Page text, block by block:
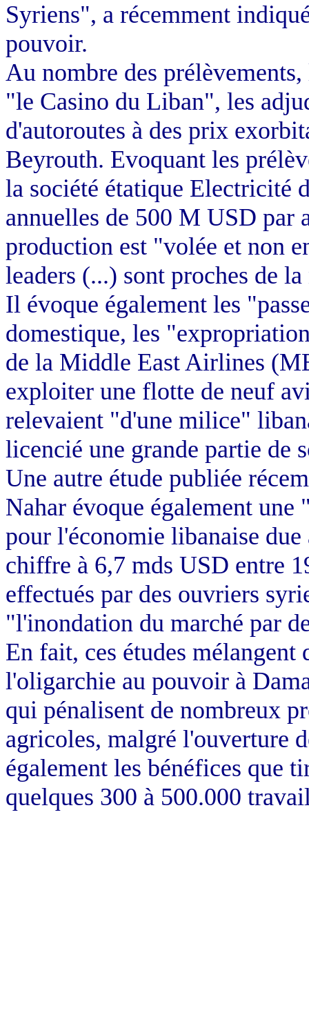
Syriens", a récemment
pouvoir.
Au nombre des
"le Casino du Liban", les
d'autoroutes à des prix
Beyrouth. Evoquant les
la société étatique Electricité
annuelles de 500 M USD par
production est "volée et non
leaders (...) sont proches de
Il évoque également les
domestique, les
de la Middle East Airlines
exploiter une flotte de neuf
relevaient "d'une milice"
licencié une grande partie de
Une autre étude publiée
Nahar évoque également une
pour l'économie libanaise
chiffre à 6,7 mds USD entre
effectués par des ouvriers
"l'inondation du marché par
En fait, ces études mélangent
l'oligarchie au pouvoir à
qui pénalisent de nombreux
agricoles, malgré l'ouverture
également les bénéfices que
quelques 300 à 500.000